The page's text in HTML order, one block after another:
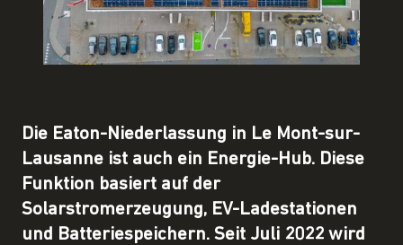
Die Eaton-Niederlassung in Le Mont-sur-
Lausanne ist auch ein Energie-Hub. Diese
Funktion basiert auf der
Solarstromerzeugung, EV-Ladestationen
und Batteriespeichern. Seit Juli 2022 wird